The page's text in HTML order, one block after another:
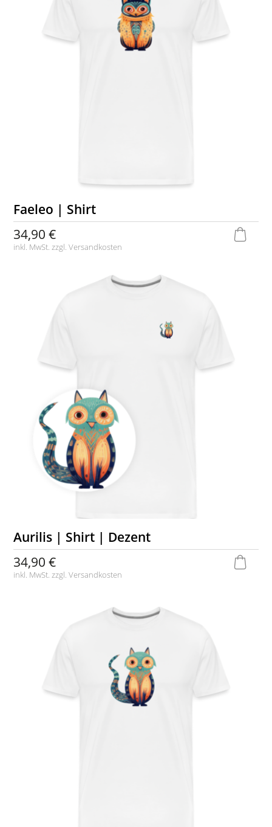
Faeleo | Shirt
34,90 €
inkl. MwSt. zzgl.Versandkosten
Aurilis | Shirt | Dezent
34,90 €
inkl. MwSt. zzgl.Versandkosten